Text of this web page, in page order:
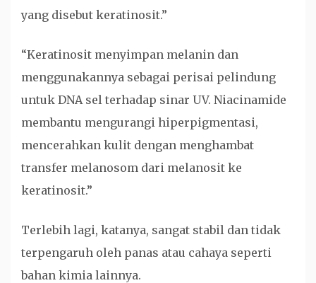
yang disebut keratinosit.”
“Keratinosit menyimpan melanin dan
menggunakannya sebagai perisai pelindung
untuk DNA sel terhadap sinar UV. Niacinamide
membantu mengurangi hiperpigmentasi,
mencerahkan kulit dengan menghambat
transfer melanosom dari melanosit ke
keratinosit.”
Terlebih lagi, katanya, sangat stabil dan tidak
terpengaruh oleh panas atau cahaya seperti
bahan kimia lainnya.